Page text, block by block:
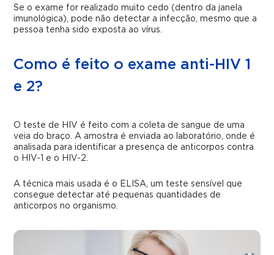
Se o exame for realizado muito cedo (dentro da janela
imunológica), pode não detectar a infecção, mesmo que a
pessoa tenha sido exposta ao vírus.
Como é feito o exame anti-HIV 1
e 2?
O teste de HIV é feito com a coleta de sangue de uma
veia do braço. A amostra é enviada ao laboratório, onde é
analisada para identificar a presença de anticorpos contra
o HIV-1 e o HIV-2.
A técnica mais usada é o ELISA, um teste sensível que
consegue detectar até pequenas quantidades de
anticorpos no organismo.